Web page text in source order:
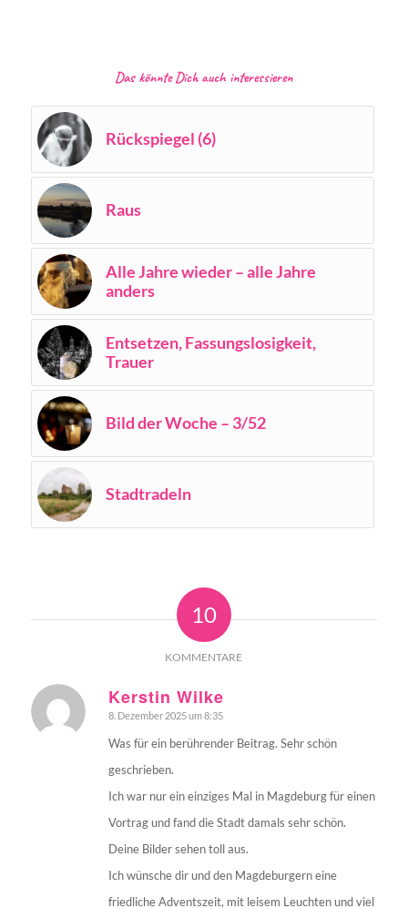
Das könnte Dich auch interessieren
Rückspiegel (6)
Raus
Alle Jahre wieder – alle Jahre
anders
Entsetzen, Fassungslosigkeit,
Trauer
Bild der Woche – 3/52
Stadtradeln
10
KOMMENTARE
Kerstin Wilke
sagte:
8. Dezember 2025 um 8:35
Was für ein berührender Beitrag. Sehr schön
geschrieben.
Ich war nur ein einziges Mal in Magdeburg für einen
Vortrag und fand die Stadt damals sehr schön.
Deine Bilder sehen toll aus.
Ich wünsche dir und den Magdeburgern eine
friedliche Adventszeit, mit leisem Leuchten und viel